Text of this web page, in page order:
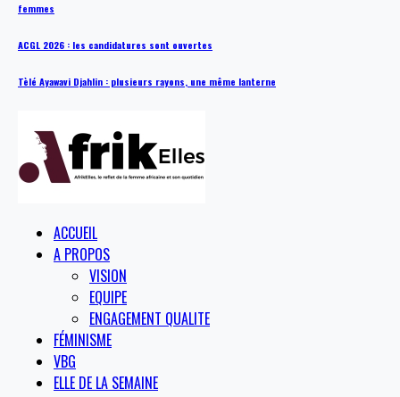
femmes
ACGL 2026 : les candidatures sont ouvertes
Tèlé Ayawavi Djahlin : plusieurs rayons, une même lanterne
ACCUEIL
A PROPOS
VISION
EQUIPE
ENGAGEMENT QUALITE
FÉMINISME
VBG
ELLE DE LA SEMAINE